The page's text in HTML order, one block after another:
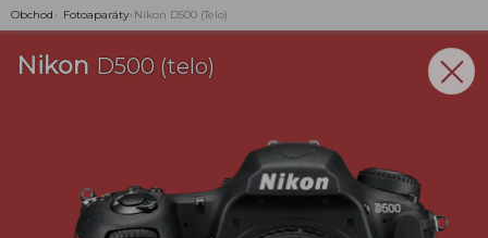
Obchod › Fotoaparáty› Nikon D500 (telo)
Nikon D500 (telo)